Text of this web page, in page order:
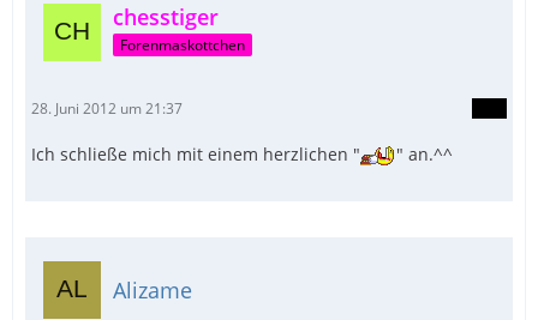
chesstiger
Forenmaskottchen
28. Juni 2012 um 21:37
Ich schließe mich mit einem herzlichen " " an.^^
Alizame